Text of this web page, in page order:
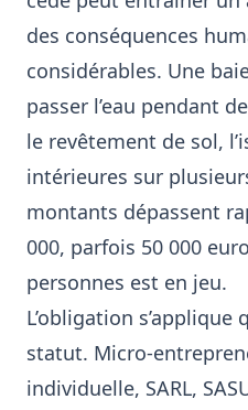
des conséquences
considérables. Une
passer l’eau pendant
le revêtement de sol,
intérieures sur
montants dépassent
000, parfois 50 000
personnes est en jeu.
L’obligation
statut. Micro-
individuelle, SARL,